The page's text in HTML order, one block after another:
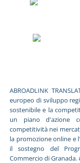
ABROADLINK
europeo di sviluppo
sostenibile e la
un piano d'azione
competitività nei
la promozione online e
il sostegno del
Commercio di Granada.